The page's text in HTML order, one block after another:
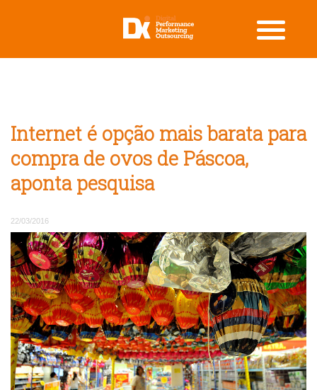
Internet é opção mais barata para
compra de ovos de Páscoa,
aponta pesquisa
22/03/2016